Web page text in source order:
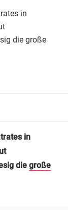
in
die große
in
die große